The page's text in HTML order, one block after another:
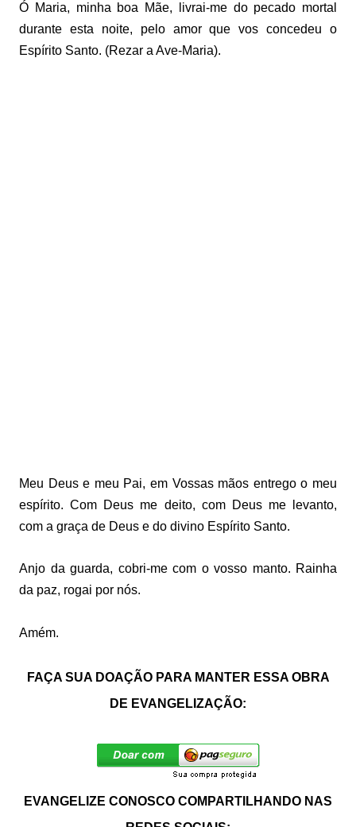
Ó Maria, minha boa Mãe, livrai-me do pecado mortal
durante esta noite, pelo amor que vos concedeu o
Espírito Santo. (Rezar a Ave-Maria).
Meu Deus e meu Pai, em Vossas mãos entrego o meu
espírito. Com Deus me deito, com Deus me levanto,
com a graça de Deus e do divino Espírito Santo.
Anjo da guarda, cobri-me com o vosso manto. Rainha
da paz, rogai por nós.
Amém.
FAÇA SUA DOAÇÃO PARA MANTER ESSA OBRA
DE EVANGELIZAÇÃO:
EVANGELIZE CONOSCO COMPARTILHANDO NAS